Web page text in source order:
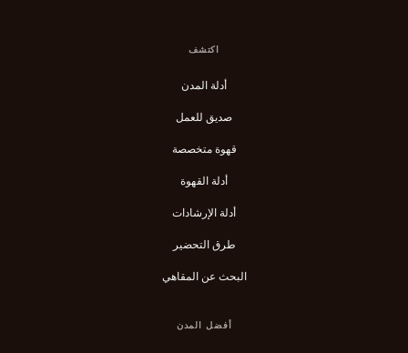
اكتشف
أدلة المدن
صديق للعمل
قهوة متخصصة
أدلة القهوة
أدلة الإرشادات
طرق التحضير
البحث عن المقاهي
أفضل المدن